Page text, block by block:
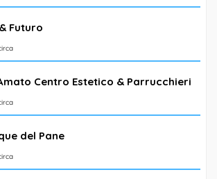
Futuro
Centro Estetico & Parrucchieri
del Pane